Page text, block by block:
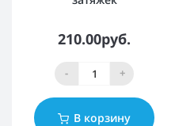
210.00руб.
- +
В корзину